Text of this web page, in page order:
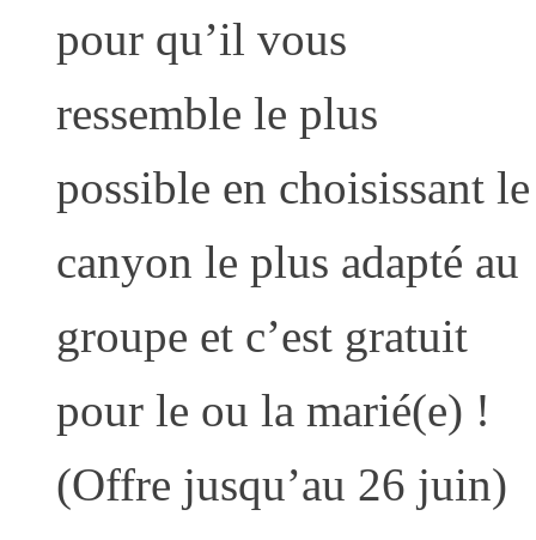
pour qu’il vous
ressemble le plus
possible en choisissant le
canyon le plus adapté au
groupe et c’est gratuit
pour le ou la marié(e) !
(Offre jusqu’au 26 juin)